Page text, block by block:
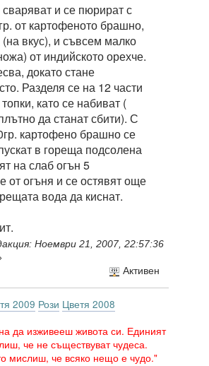
и се пюрират с
от картофеното брашно,
вкус), и съвсем малко
от индийското орехче.
докато стане
Разделя се на 12 части
като се набиват (
да станат сбити). С
картофено брашно се
в гореща подсолена
на слаб огън 5
от огъня и се остявят още
вода да киснат.
Ноември 21, 2007, 22:57:36
Активен
2009 Рози Цветя 2008
да изживееш живота си. Единият
че не съществуват чудеса.
мислиш, че всяко нещо е чудо."